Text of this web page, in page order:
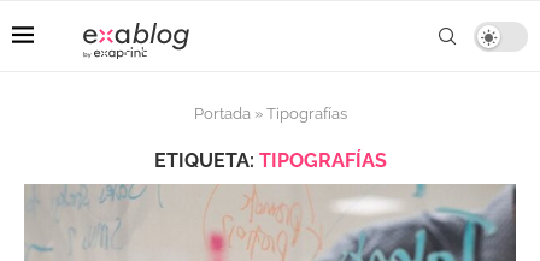
Portada» Tipografías
ETIQUETA: TIPOGRAFÍAS